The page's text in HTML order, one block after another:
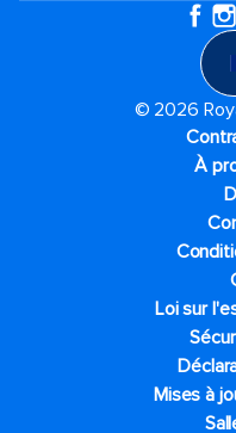
© 2026
À
Loi sur
Mises à